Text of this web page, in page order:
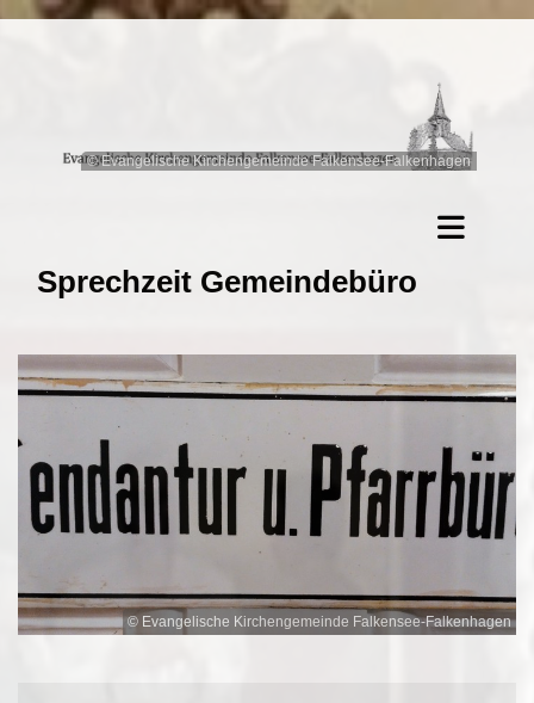
© Evangelische Kirchengemeinde Falkensee-Falkenhagen
Sprechzeit Gemeindebüro
© Evangelische Kirchengemeinde Falkensee-Falkenhagen